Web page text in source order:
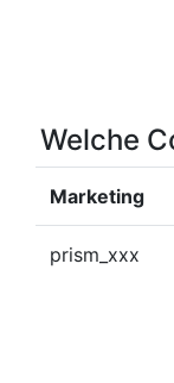
Welche
Marketing
prism_xxx